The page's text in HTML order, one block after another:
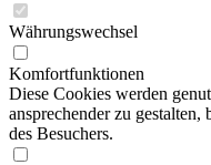
Währungswechsel
Komfortfunktionen
Diese Cookies werden
ansprechender zu
des Besuchers.